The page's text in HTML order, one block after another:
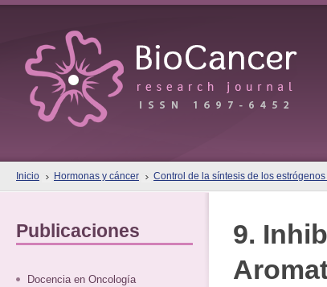
Inicio Hormonas y cáncer Control de la síntesis de los
Publicaciones
Docencia en Oncología
9.